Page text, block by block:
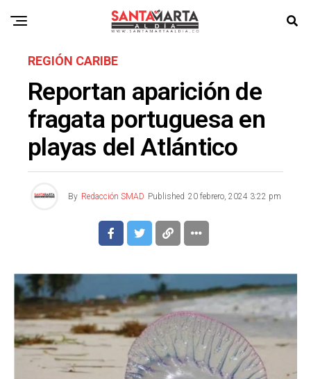
REGIÓN CARIBE
Reportan aparición de
fragata portuguesa en
playas del Atlántico
By Redacción SMAD Published 20 febrero, 2024 3:22 pm